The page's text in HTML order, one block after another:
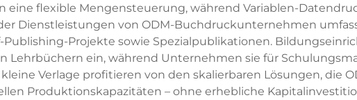
flexible Mengensteuerung, während Variablen-
Dienstleistungen von ODM-Buchdruckunternehmen
Projekte sowie Spezialpublikationen.
Lehrbüchern ein, während Unternehmen sie für
Verlage profitieren von den skalierbaren Lösungen, die
Produktionskapazitäten – ohne erhebliche